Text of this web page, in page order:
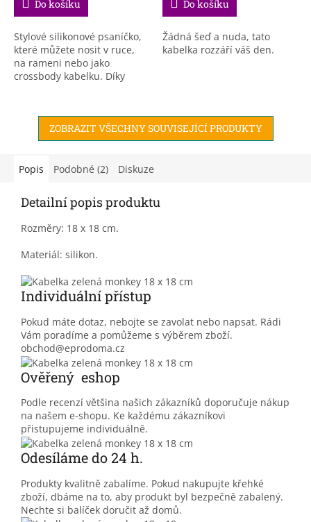
Do košíku
Stylové silikonové psaníčko,
které můžete nosit v ruce,
na rameni nebo jako
crossbody kabelku. Díky
je její předností...
Do košíku
Žádná šeď a nuda, tato
kabelka rozzáří váš den.
ZOBRAZIT VŠECHNY SOUVISEJÍCÍ PRODUKTY
Popis Podobné (2) Diskuze
Detailní popis produktu
Rozměry: 18 x 18 cm.
Materiál: silikon.
Individuální přístup
Pokud máte dotaz, nebojte se zavolat nebo napsat. Rádi
Vám poradíme a pomůžeme s výběrem zboží.
obchod@eprodoma.cz
Ověřený eshop
Podle recenzí většina našich zákazníků doporučuje nákup
na našem e-shopu. Ke každému zákazníkovi
přistupujeme individuálně.
Odesíláme do 24 h.
Produkty kvalitně zabalíme. Pokud nakupujte křehké
zboží, dbáme na to, aby produkt byl bezpečně zabalený.
Nechte si balíček doručit až domů.